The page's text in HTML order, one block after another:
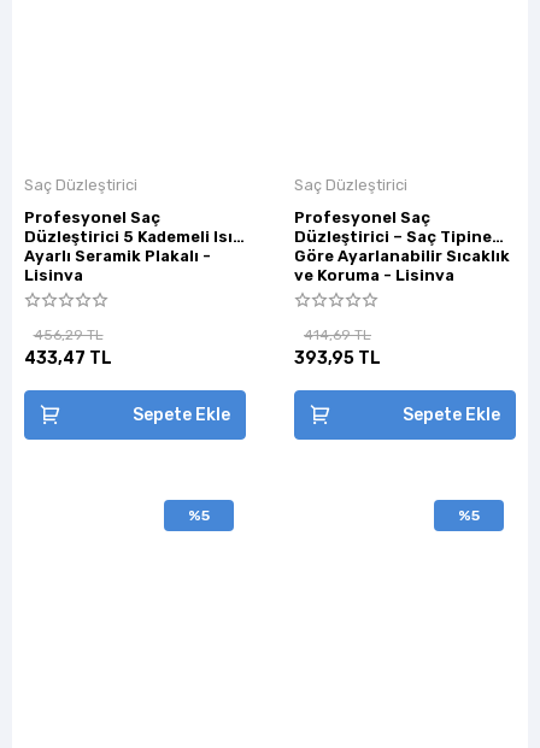
Saç Düzleştirici
Profesyonel Saç
Düzleştirici 5 Kademeli Isı
Ayarlı Seramik Plakalı -
Lisinya
456,29 TL
433,47 TL
Sepete Ekle
Saç Düzleştirici
Profesyonel Saç
Düzleştirici – Saç Tipine
Göre Ayarlanabilir Sıcaklık
ve Koruma - Lisinya
414,69 TL
393,95 TL
Sepete Ekle
%5 %5